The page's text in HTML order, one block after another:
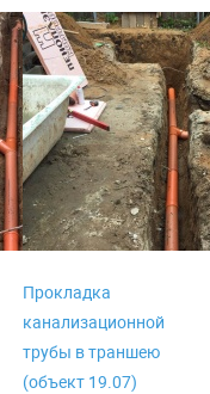
Прокладка
канализационной
трубы в траншею
(объект 19.07)